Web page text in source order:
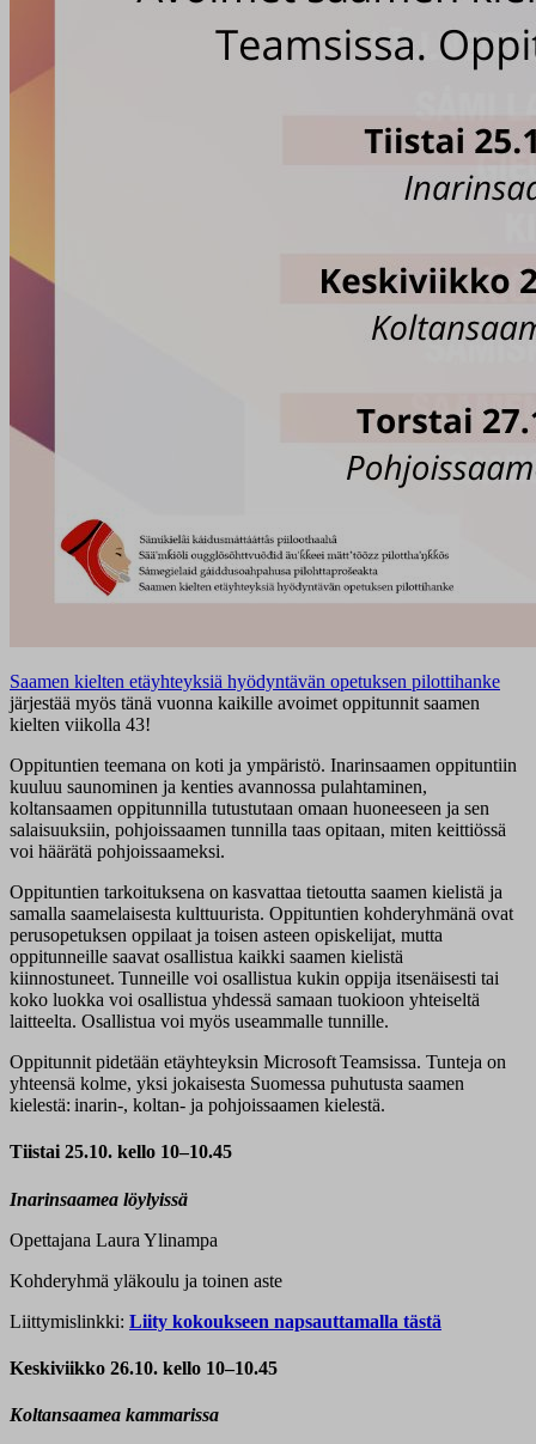
Saamen kielten etäyhteyksiä hyödyntävän opetuksen pilottihanke
järjestää myös tänä vuonna kaikille avoimet oppitunnit saamen
kielten viikolla 43!
Oppituntien teemana on koti ja ympäristö. Inarinsaamen oppituntiin
kuuluu saunominen ja kenties avannossa pulahtaminen,
koltansaamen oppitunnilla tutustutaan omaan huoneeseen ja sen
salaisuuksiin, pohjoissaamen tunnilla taas opitaan, miten keittiössä
voi häärätä pohjoissaameksi.
Oppituntien tarkoituksena on kasvattaa tietoutta saamen kielistä ja
samalla saamelaisesta kulttuurista. Oppituntien kohderyhmänä ovat
perusopetuksen oppilaat ja toisen asteen opiskelijat, mutta
oppitunneille saavat osallistua kaikki saamen kielistä
kiinnostuneet. Tunneille voi osallistua kukin oppija itsenäisesti tai
koko luokka voi osallistua yhdessä samaan tuokioon yhteiseltä
laitteelta. Osallistua voi myös useammalle tunnille.
Oppitunnit pidetään etäyhteyksin Microsoft Teamsissa. Tunteja on
yhteensä kolme, yksi jokaisesta Suomessa puhutusta saamen
kielestä: inarin-, koltan- ja pohjoissaamen kielestä.
Tiistai 25.10. kello 10–10.45
Inarinsaamea löylyissä
Opettajana Laura Ylinampa
Kohderyhmä yläkoulu ja toinen aste
Liittymislinkki: Liity kokoukseen napsauttamalla tästä
Keskiviikko 26.10. kello 10–10.45
Koltansaamea kammarissa